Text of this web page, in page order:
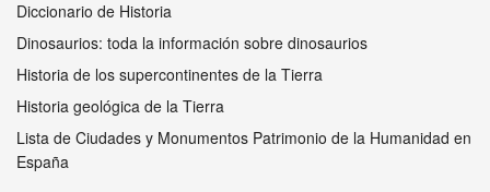
Diccionario de Historia
Dinosaurios: toda la información sobre dinosaurios
Historia de los supercontinentes de la Tierra
Historia geológica de la Tierra
Lista de Ciudades y Monumentos Patrimonio de la Humanidad en
España